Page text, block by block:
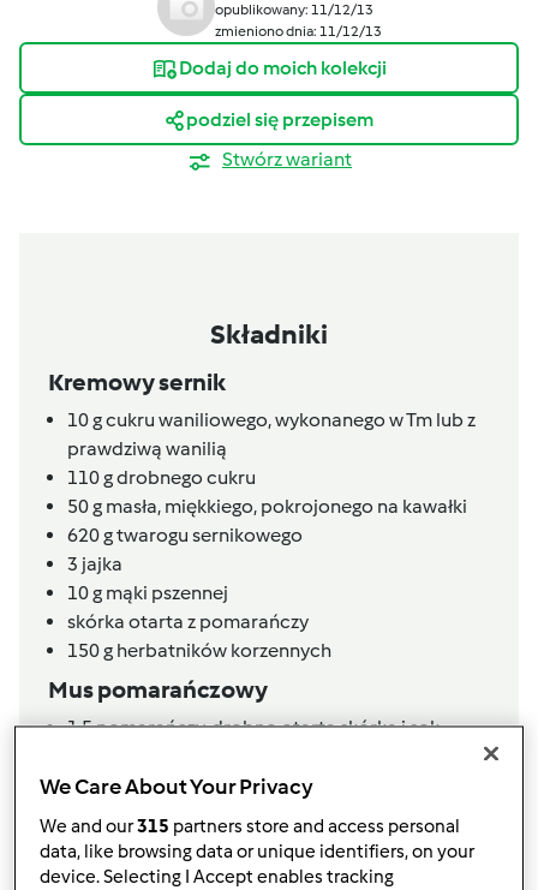
opublikowany: 11/12/13
zmieniono dnia: 11/12/13
Dodaj do moich kolekcji
podziel się przepisem
Stwórz wariant
Składniki
Kremowy sernik
10gcukru waniliowego,wykonanego w Tm lub z
prawdziwą wanilią
110gdrobnego cukru
50g masła, miękkiego, pokrojonego na kawałki
620gtwarogu sernikowego
3 jajka
10g mąki pszennej
skórka otarta z pomarańczy
150g herbatników korzennych
Mus pomarańczowy
1,5pomarańczy,drobno otarta skórka i sok
2jajka,temp. pokojowa
żółtka,temp. pokojowa
czekolada,drobno starta, do dekoracji (kawałek)
80g masła,miękkiego, pokrojonego na kawałki
We Care About Your Privacy
We and our315 partners store and access personal
data, like browsing data or unique identifiers, on your
device. Selecting I Accept enables tracking